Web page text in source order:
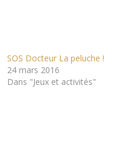
SOS Docteur La peluche !
24 mars 2016
Dans "Jeux et activités"